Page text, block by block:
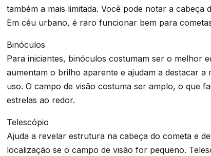
também a mais limitada. Você pode notar a
Em céu urbano, é raro funcionar bem para
Binóculos
Para iniciantes, binóculos costumam ser o melhor
aumentam o brilho aparente e ajudam a destacar
uso. O campo de visão costuma ser amplo, o que
estrelas ao redor.
Telescópio
Ajuda a revelar estrutura na cabeça do cometa e
localização se o campo de visão for pequeno.